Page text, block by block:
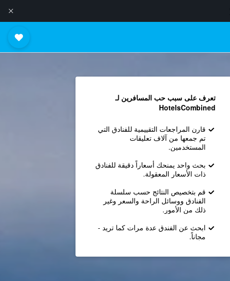
تعرف على سبب حب المسافرين لـ
HotelsCombined
قارن المراجعات التقييمية للفنادق التي
تم جمعها من آلاف تعليقات
المستخدمين.
بحث واحد يمنحك أسعاراً دقيقة للفنادق
ذات الأسعار المعقولة.
قم بتخصيص النتائج حسب سلسلة
الفنادق ووسائل الراحة والسعر وغير
ذلك من الأمور.
ابحث عن الفندق عدة مرات كما تريد -
مجاناً.